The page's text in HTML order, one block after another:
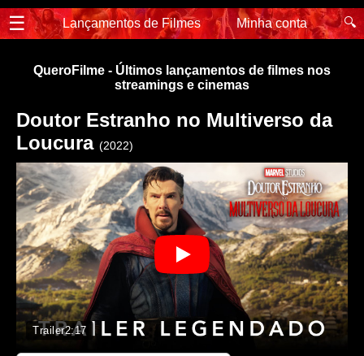
☰ Lançamentos de Filmes Minha conta 🔍
QueroFilme - Últimos lançamentos de filmes nos
streamings e cinemas
Doutor Estranho no Multiverso da
Loucura (2022)
Trailer2:17